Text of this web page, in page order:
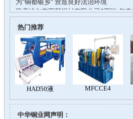
热门推荐
中华铜业网声明：